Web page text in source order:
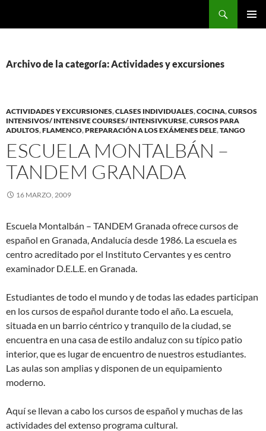
Archivo de la categoría: Actividades y excursiones
ACTIVIDADES Y EXCURSIONES,CLASES INDIVIDUALES,COCINA,CURSOS
INTENSIVOS/ INTENSIVE COURSES/ INTENSIVKURSE,CURSOS PARA
ADULTOS,FLAMENCO,PREPARACIÓN A LOS EXÁMENES DELE,TANGO
ESCUELA MONTALBÁN –
TANDEM GRANADA
16 MARZO, 2009
Escuela Montalbán – TANDEM Granada ofrece cursos de
español en Granada, Andalucí­a desde 1986. La escuela es
centro acreditado por el Instituto Cervantes y es centro
examinador D.E.L.E. en Granada.
Estudiantes de todo el mundo y de todas las edades participan
en los cursos de español durante todo el año. La escuela,
situada en un barrio céntrico y tranquilo de la ciudad, se
encuentra en una casa de estilo andaluz con su típico patio
interior, que es lugar de encuentro de nuestros estudiantes.
Las aulas son amplias y disponen de un equipamiento
moderno.
Aquí­ se llevan a cabo los cursos de español y muchas de las
actividades del extenso programa cultural.